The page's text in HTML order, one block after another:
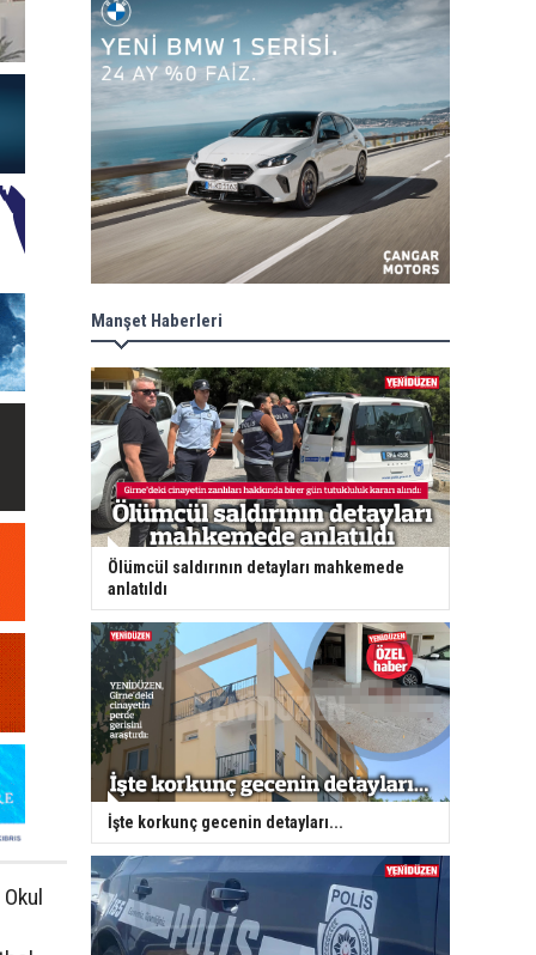
Manşet Haberleri
Ölümcül saldırının detayları mahkemede
anlatıldı
İşte korkunç gecenin detayları...